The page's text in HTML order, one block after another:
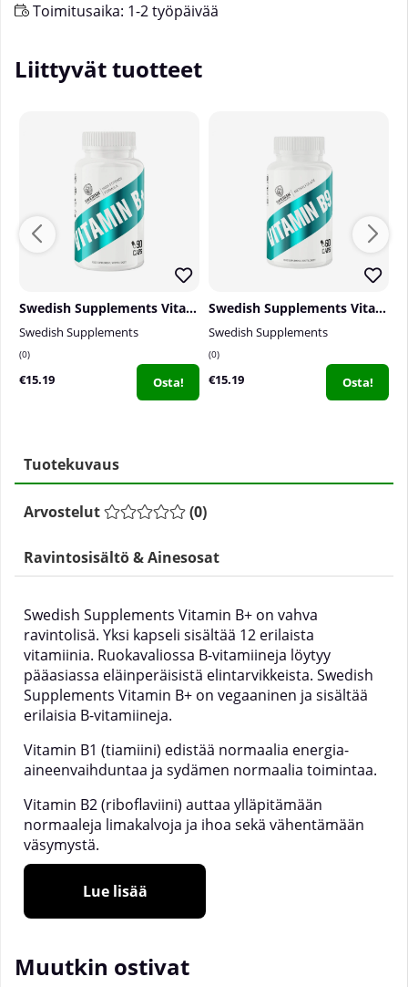
Toimitusaika: 1-2 työpäivää
Liittyvät tuotteet
Swedish Supplements Vitamin B6 P-5-P, 60 caps
Swedish Supplements
0
€15.19 Osta!
Swedish Supplements Vitamin B9, 60 caps
Swedish Supplements
0
€15.19 Osta!
Tuotekuvaus
Arvostelut (0)
Ravintosisältö & Ainesosat
Swedish Supplements Vitamin B+ on vahva
ravintolisä. Yksi kapseli sisältää 12 erilaista
vitamiinia. Ruokavaliossa B-vitamiineja löytyy
pääasiassa eläinperäisistä elintarvikkeista. Swedish
Supplements Vitamin B+ on vegaaninen ja sisältää
erilaisia B-vitamiineja.
Vitamin B1 (tiamiini) edistää normaalia energia-
aineenvaihduntaa ja sydämen normaalia toimintaa.
Vitamin B2 (riboflaviini) auttaa ylläpitämään
normaaleja limakalvoja ja ihoa sekä vähentämään
väsymystä.
toimintaa. Vitamin B5 (pantoteenihappo) edistää
normaalia henkistä suorituskykyä.
Vitamin B6 (pyridoksiini) edistää normaalia
psykologista toimintaa. B6 edistää myös punaisten
Lue lisää
Muutkin ostivat